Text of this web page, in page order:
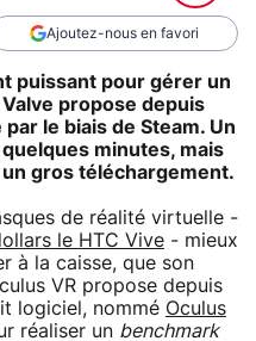
Ajoutez-nous en favori
puissant pour gérer un
propose depuis
le biais de Steam. Un
minutes, mais
gros téléchargement.
de réalité virtuelle -
le HTC Vive - mieux
à la caisse, que son
VR propose depuis
logiciel, nommé Oculus
réaliser un benchmark